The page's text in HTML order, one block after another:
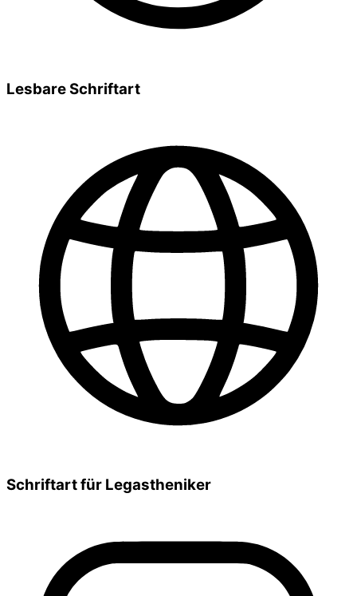
Lesbare Schriftart
Schriftart für Legastheniker